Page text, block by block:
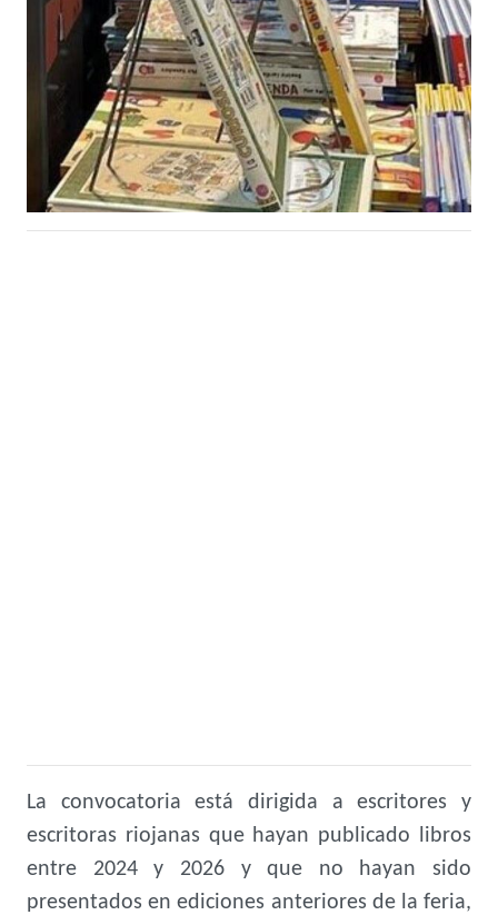
La convocatoria está dirigida a escritores y
escritoras riojanas que hayan publicado libros
entre 2024 y 2026 y que no hayan sido
presentados en ediciones anteriores de la feria,